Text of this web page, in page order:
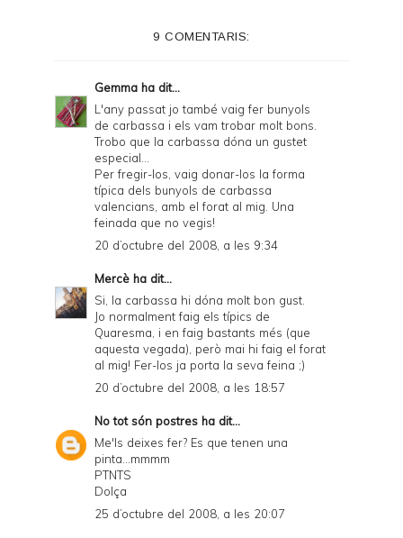
i
e
n
d
n
d
P
F
9 COMENTARIS:
Gemma ha dit...
L'any passat jo també vaig fer bunyols
de carbassa i els vam trobar molt bons.
Trobo que la carbassa dóna un gustet
especial...
Per fregir-los, vaig donar-los la forma
típica dels bunyols de carbassa
valencians, amb el forat al mig. Una
feinada que no vegis!
20 d’octubre del 2008, a les 9:34
Mercè ha dit...
Si, la carbassa hi dóna molt bon gust.
Jo normalment faig els típics de
Quaresma, i en faig bastants més (que
aquesta vegada), però mai hi faig el forat
al mig! Fer-los ja porta la seva feina ;)
20 d’octubre del 2008, a les 18:57
No tot són postres ha dit...
Me'ls deixes fer? Es que tenen una
pinta...mmmm
PTNTS
Dolça
25 d’octubre del 2008, a les 20:07